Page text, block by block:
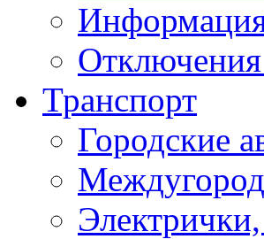
Транспорт
Городские